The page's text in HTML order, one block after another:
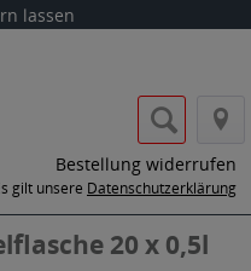
lassen
Bestellung widerrufen
gilt unsere Datenschutzerklärung
20 x 0,5l